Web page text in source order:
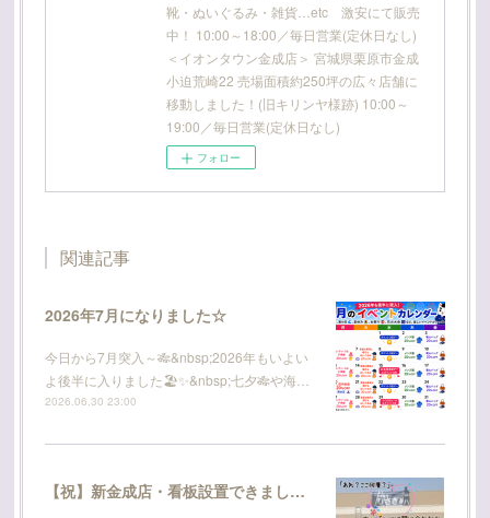
靴・ぬいぐるみ・雑貨…etc 激安にて販売
中！ 10:00～18:00／毎日営業(定休日なし)
＜イオンタウン金成店＞ 宮城県栗原市金成
小迫荒崎22 売場面積約250坪の広々店舗に
移動しました！(旧キリンヤ様跡) 10:00～
19:00／毎日営業(定休日なし)
フォロー
関連記事
2026年7月になりました☆
今日から7月突入～🎋&nbsp;2026年もいよい
よ後半に入りました🏖️✨&nbsp;七夕🎋や海…
2026.06.30 23:00
【祝】新金成店・看板設置できました！